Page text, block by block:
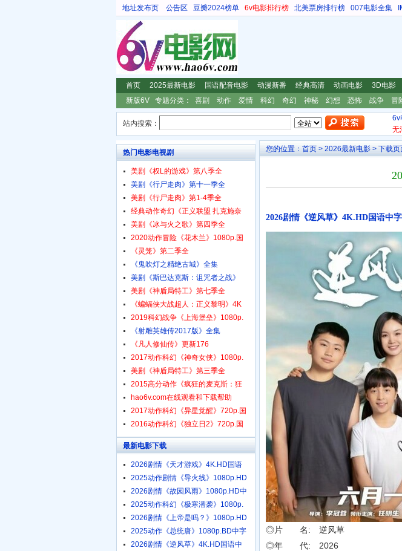
地址发布页 公告区 豆瓣2024榜单 6v电影排行榜 北美票房排行榜 007电影全集
首页 2025最新电影 国语配音电影 动漫新番 经典高清 动画电影 3D电影
新版6V
专题分类： 喜剧 动作 爱情 科幻 奇幻 神秘 幻想 恐怖 战争 冒
站内搜索：
6v
无
您的位置： 首页 > 2026最新电影 > 下载页
2026剧情《逆风草》4K.HD国语中字
◎片 名: 逆风草
◎年 代: 2026
热门电影电视剧
美剧《权L的游戏》第八季全
美剧《行尸走肉》第十一季全
美剧《行尸走肉》第1-4季全
经典动作奇幻《正义联盟 扎克施奈
美剧《冰与火之歌》第四季全
2020动作冒险《花木兰》1080p.国
《灵笼》第二季全
《鬼吹灯之精绝古城》全集
美剧《斯巴达克斯：诅咒者之战》
美剧《神盾局特工》第七季全
《蝙蝠侠大战超人：正义黎明》4K
2019科幻战争《上海堡垒》1080p.
《射雕英雄传2017版》全集
《凡人修仙传》更新176
2017动作科幻《神奇女侠》1080p.
美剧《神盾局特工》第三季全
2015高分动作《疯狂的麦克斯：狂
hao6v.com在线观看和下载帮助
2017动作科幻《异星觉醒》720p.国
2016动作科幻《独立日2》720p.国
最新电影下载
2026剧情《天才游戏》4K.HD国语
中
2025动作剧情《导火线》1080p.HD
2026剧情《故园风雨》1080p.HD中
2025动作科幻《极寒潜袭》1080p.
2026剧情《上帝是吗？》1080p.HD
2025动作《总统唐》1080p.BD中字
2026剧情《逆风草》4K.HD国语中